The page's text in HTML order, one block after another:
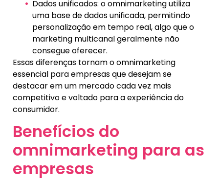
Dados unificados: o omnimarketing utiliza
uma base de dados unificada, permitindo
personalização em tempo real, algo que o
marketing multicanal geralmente não
consegue oferecer.
Essas diferenças tornam o omnimarketing
essencial para empresas que desejam se
destacar em um mercado cada vez mais
competitivo e voltado para a experiência do
consumidor.
Benefícios do
omnimarketing para as
empresas